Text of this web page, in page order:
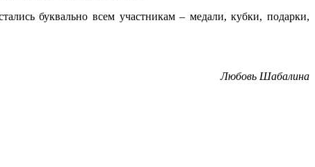
буквально всем участникам – медали, кубки, подарки,
Любовь Шабалина